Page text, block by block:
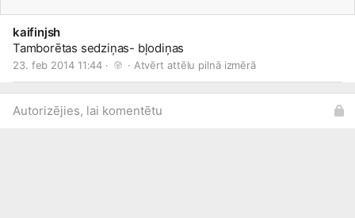
kaifinjsh
Tamborētas sedziņas- bļodiņas
23. feb 2014 11:44 · · Atvērt attēlu pilnā izmērā
Autorizējies, lai komentētu